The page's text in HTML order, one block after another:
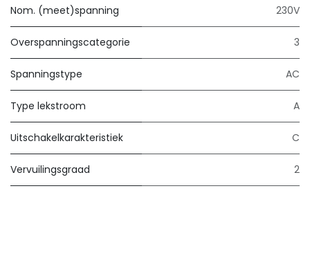
Nom. (meet)spanning 230V
Overspanningscategorie 3
Spanningstype AC
Type lekstroom A
Uitschakelkarakteristiek C
Vervuilingsgraad 2